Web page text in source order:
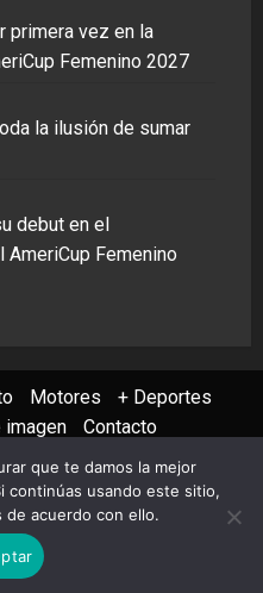
primera vez en la
Femenino 2027
la ilusión de sumar
debut en el
Femenino
Motores
+ Deportes
imagen Contacto
Facebook
TikTok
All rights reserved
by AF themes.
que te damos la mejor
continúas usando este sitio,
de acuerdo con ello.